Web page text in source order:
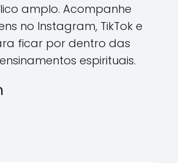
amplo. Acompanhe
no Instagram, TikTok e
ficar por dentro das
espirituais.